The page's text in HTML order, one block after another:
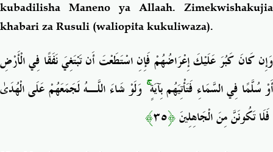
kubadilisha Maneno ya Allaah. Zimekwishakujia
khabari za Rusuli (waliopita kukuliwaza).
وَإِن كَانَ كَبُرَ عَلَيْكَ إِعْرَاضُهُمْ فَإِنِ اسْتَطَعْتَ أَن تَبْتَغِيَ نَفَقًا فِي الْأَرْضِ
أَوْ سُلَّمًا فِي السَّمَاءِ فَتَأْتِيَهُم بِآيَةٍۚ وَلَوْ شَاءَ اللَّـهُ لَجَمَعَهُمْ عَلَى الْهُدَىٰ
فَلَا تَكُونَنَّ مِنَ الْجَاهِلِينَ﴿٣٥﴾